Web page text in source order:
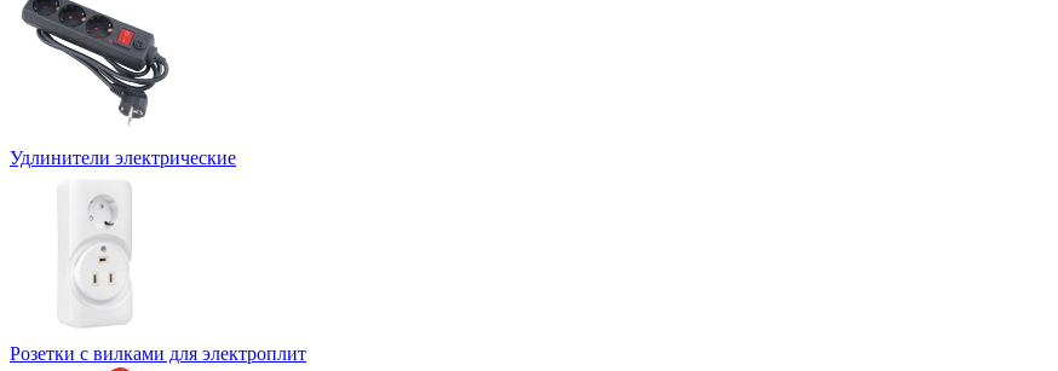
Удлинители электрические
Розетки с вилками для электроплит